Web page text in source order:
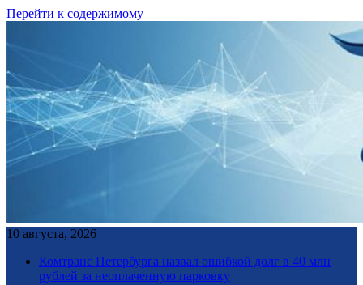
Перейти к содержимому
10 августа, 2026
Комтранс Петербурга назвал ошибкой долг в 40 млн
рублей за неоплаченную парковку